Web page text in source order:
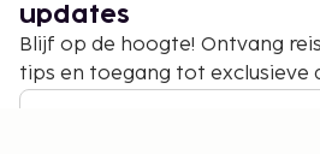
updates
Blijf op de hoogte! Ontvang
tips en toegang tot exclusieve